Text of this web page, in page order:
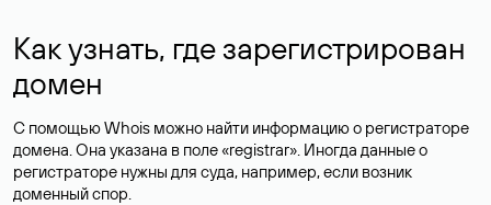
Как узнать, где зарегистрирован
домен
С помощью Whois можно найти информацию о регистраторе
домена. Она указана в поле «registrar». Иногда данные о
регистраторе нужны для суда, например, если возник
доменный спор.